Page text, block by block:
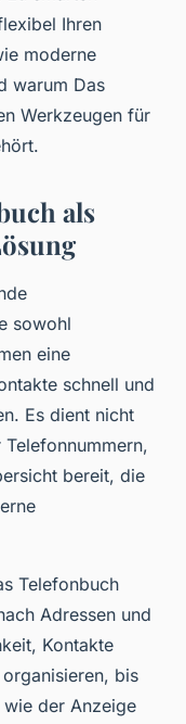
Ihren
moderne
warum Das
Werkzeugen für
als
sowohl
eine
schnell und
Es dient nicht
bereit, die
Telefonbuch
Adressen und
Kontakte
bis
der Anzeige